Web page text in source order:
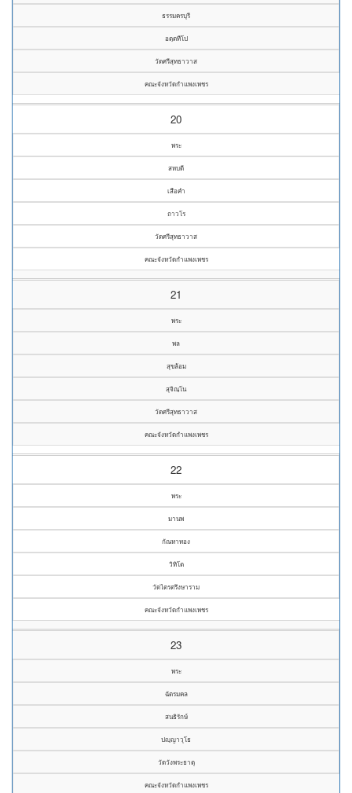
ธรรมครบุรี
อตฺตทีโป
วัดศรีสุทธาวาส
คณะจังหวัดกำแพงเพชร
20
พระ
สหบดี
เสือคำ
ถาวโร
วัดศรีสุทธาวาส
คณะจังหวัดกำแพงเพชร
21
พระ
พล
สุขล้อม
สุจิณฺโน
วัดศรีสุทธาวาส
คณะจังหวัดกำแพงเพชร
22
พระ
มานพ
กัณหาทอง
วิทิโต
วัดไตรตรึงษาราม
คณะจังหวัดกำแพงเพชร
23
พระ
ฉัตรมคล
สนธิรักษ์
ปญฺญาวุโธ
วัดวังพระธาตุ
คณะจังหวัดกำแพงเพชร